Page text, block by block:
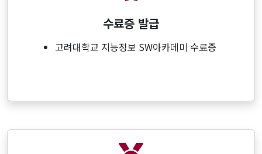
수료증 발급
고려대학교 지능정보 SW아카데미 수료증